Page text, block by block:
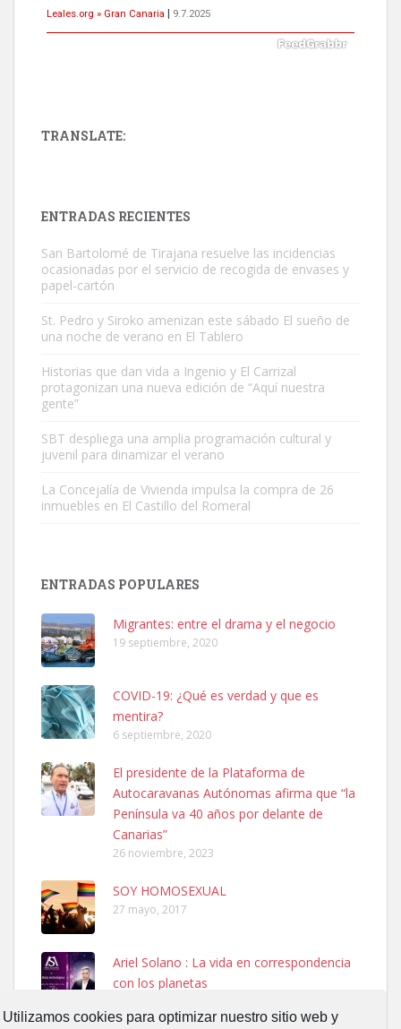
Utilizamos cookies para optimizar nuestro sitio web y
Leales.org » Gran Canaria
9.7.2025
Leales.org » Gran Canaria | 9.7.2025
Gato manso encontrado
Este gato macho ha aparecido en la calle hace menos de un mes,
es muy manso y extremadamente cari...
hembra, 4 años. Por motivos personales ...
Leales.org » Gran Canaria
SHIBA PERDIDO AVDA JOSE MESA Y LOPEZ
PERRO MACHO RAZA SHIBA CON MICROCHIP PERDIDO HOY
06/07/2025 ZONA MESA Y LOPEZ. ES MUY ASUSTADIZO
Leales.org » Gran Canaria
Ninfa perdida
TRANSLATE:
ENTRADAS RECIENTES
San Bartolomé de Tirajana resuelve las incidencias
ocasionadas por el servicio de recogida de envases y
papel-cartón
St. Pedro y Siroko amenizan este sábado El sueño de
una noche de verano en El Tablero
Historias que dan vida a Ingenio y El Carrizal
protagonizan una nueva edición de “Aquí nuestra
gente”
SBT despliega una amplia programación cultural y
juvenil para dinamizar el verano
La Concejalía de Vivienda impulsa la compra de 26
inmuebles en El Castillo del Romeral
ENTRADAS POPULARES
Migrantes: entre el drama y el negocio
19 septiembre, 2020
COVID-19: ¿Qué es verdad y que es
mentira?
6 septiembre, 2020
El presidente de la Plataforma de
Autocaravanas Autónomas afirma que “la
Península va 40 años por delante de
Canarias”
26 noviembre, 2023
SOY HOMOSEXUAL
27 mayo, 2017
Ariel Solano : La vida en correspondencia
con los planetas